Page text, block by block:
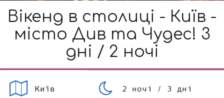
Вікенд в столиці - Київ -
місто Див та Чудес! 3
дні / 2 ночі
Київ 2 ночі / 3 дні